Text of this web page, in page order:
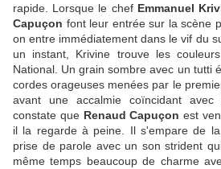
rapide. Lorsque le chef Emmanuel
Capuçon font leur entrée sur la scène
on entre immédiatement dans le vif du
un instant, Krivine trouve les
National. Un grain sombre avec un tutti
cordes orageuses menées par le
avant une accalmie coïncidant
constate que Renaud Capuçon est
il la regarde à peine. Il s'empare de
prise de parole avec un son strident
même temps beaucoup de charme